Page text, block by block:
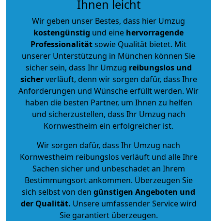
Ihnen leicht
Wir geben unser Bestes, dass hier Umzug
kostengünstig und eine hervorragende
Professionalitätsowie Qualität bietet. Mit
unserer Unterstützung in München können Sie
sicher sein, dass Ihr Umzug reibungslos und
sicherverläuft, denn wir sorgen dafür, dass Ihre
Anforderungen und Wünsche erfüllt werden. Wir
haben die besten Partner, um Ihnen zu helfen
und sicherzustellen, dass Ihr Umzug nach
Kornwestheim ein erfolgreicher ist.
Wir sorgen dafür, dass Ihr Umzug nach
Kornwestheim reibungslos verläuft und alle Ihre
Sachen sicher und unbeschadet an Ihrem
Bestimmungsort ankommen. Überzeugen Sie
sich selbst von den günstigen Angeboten und
der Qualität. Unsere umfassender Service wird
Sie garantiert überzeugen.